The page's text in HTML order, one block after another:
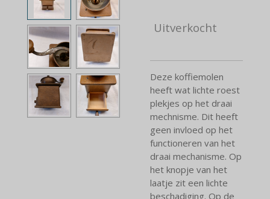
Uitverkocht
Deze koffiemolen
heeft wat lichte roest
plekjes op het draai
mechnisme. Dit heeft
geen invloed op het
functioneren van het
draai mechanisme. Op
het knopje van het
laatje zit een lichte
beschadiging. Op de